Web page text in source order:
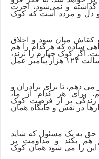
و نمی‌شود، اجرت
دل و مردد است که کوک
کقاش میان سود و اخلاق
ساده که هرکدام را هم
اگر کوک چهارم را نزند،
هیچ خلافی نکرده. اما اگر بزند به رسالت ۱۲۴ هزار پیامبر عمل
دهم، تا برای برادران و
برای هر کدام از ما،
زندگی پر از فرصت کوک
در نقش و جایگاه همان
حق به یک مسئول که شاید
هم بکند و مداومت بر
این را می شود همان کوک